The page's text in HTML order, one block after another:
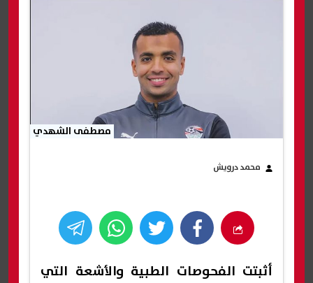
مصطفى الشهدي
محمد درويش
أثبتت الفحوصات الطبية والأشعة التي